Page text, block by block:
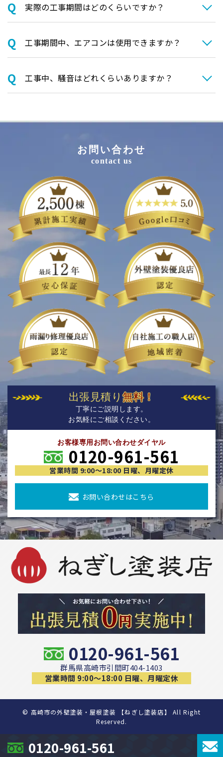
実際の⼯事期間はどのくらいですか？
⼯事期間中、エアコンは使⽤できますか？
⼯事中、騒⾳はどれくらいありますか？
お問い合わせ
contact us
出張見積り無料！
丁寧にご説明します。
お気軽にご相談ください。
お客様専用お問い合わせダイヤル
0120-961-561
営業時間 9:00〜18:00 日曜、月曜定休
お問い合わせはこちら
0120-961-561
0120-961-561
群馬県高崎市引間町404-1403
営業時間 9:00〜18:00 日曜、月曜定休
© 高崎市の外壁塗装・屋根塗装 【ねぎし塗装店】 All Right
Reserved.